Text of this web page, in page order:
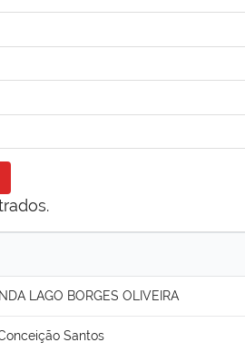
LAGO BORGES OLIVEIRA
Santos